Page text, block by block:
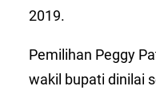
2019.
Pemilihan Peggy
wakil bupati dinilai